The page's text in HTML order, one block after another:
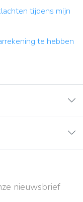
tijdens mijn
te hebben
nieuwsbrief